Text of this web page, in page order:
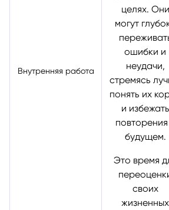
Внутренняя работа
целях. Они
могут
ошибки и
неудачи,
стремясь
понять их
и избежать
будущем.
Это время
своих
жизненных